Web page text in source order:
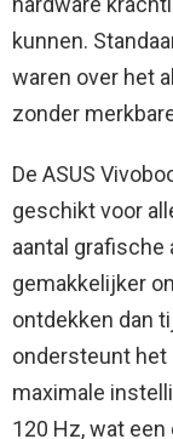
kunnen.
waren over het
zonder
De ASUS
geschikt voor
aantal grafische
gemakkelijker
ontdekken dan
ondersteunt het
maximale
120 Hz, wat